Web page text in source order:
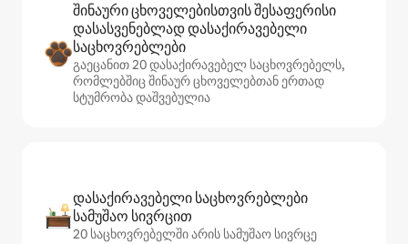
შინაური ცხოველებისთვის შესაფერისი
დასასვენებლად დასაქირავებელი
საცხოვრებლები
გაეცანით 20 დასაქირავებელ საცხოვრებელს,
რომლებშიც შინაურ ცხოველებთან ერთად
სტუმრობა დაშვებულია
დასაქირავებელი საცხოვრებლები
სამუშაო სივრცით
20 საცხოვრებელში არის სამუშაო სივრცე